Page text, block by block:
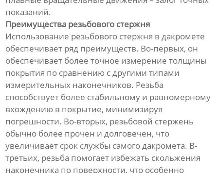
показаний.
Преимущества резьбового стержня
Использование резьбового стержня в дакромете
обеспечивает ряд преимуществ. Во-первых, он
обеспечивает более точное измерение толщины
покрытия по сравнению с другими типами
измерительных наконечников. Резьба
способствует более стабильному и равномерному
вхождению в покрытие, минимизируя
погрешности. Во-вторых, резьбовой стержень
обычно более прочен и долговечен, что
увеличивает срок службы самого дакромета. В-
третьих, резьба помогает избежать скольжения
наконечника по поверхности, что особенно